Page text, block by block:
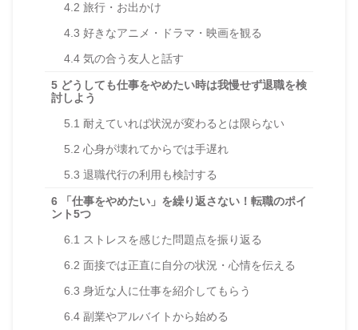
4.2 旅行・お出かけ
4.3 好きなアニメ・ドラマ・映画を観る
4.4 気の合う友人と話す
5 どうしても仕事をやめたい時は我慢せず退職を検
討しよう
5.1 耐えていれば状況が変わるとは限らない
5.2 心身が壊れてからでは手遅れ
5.3 退職代行の利用も検討する
6 「仕事をやめたい」を繰り返さない！転職のポイ
ント5つ
6.1 ストレスを感じた問題点を振り返る
6.2 面接では正直に自分の状況・心情を伝える
6.3 身近な人に仕事を紹介してもらう
6.4 副業やアルバイトから始める